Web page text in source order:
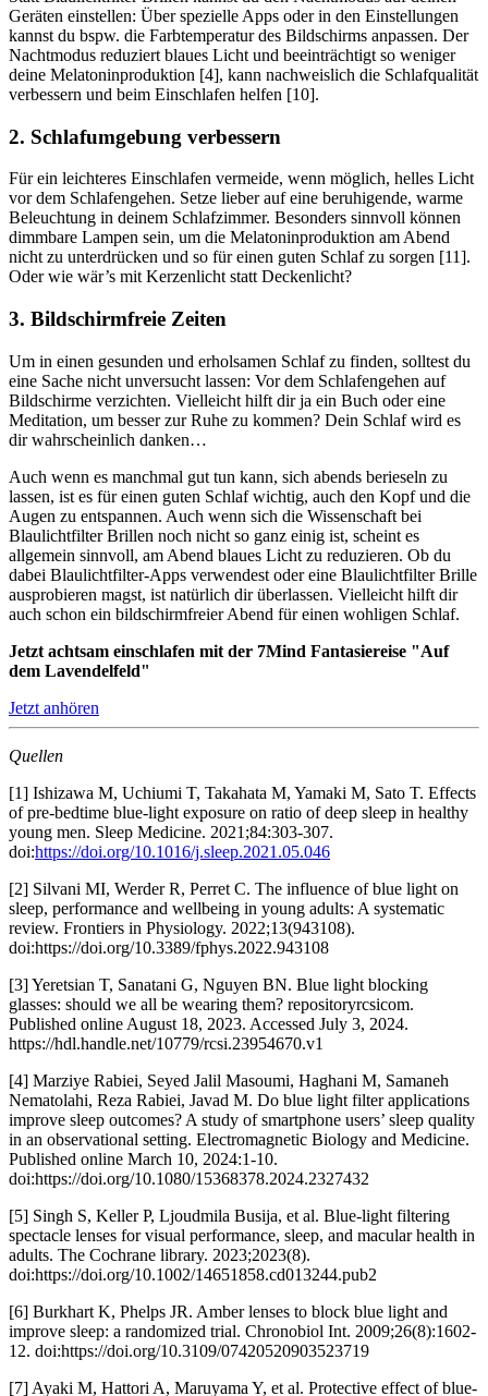
Geräten einstellen: Über spezielle Apps oder in den Einstellungen
kannst du bspw. die Farbtemperatur des Bildschirms anpassen. Der
Nachtmodus reduziert blaues Licht und beeinträchtigt so weniger
deine Melatoninproduktion [4], kann nachweislich die Schlafqualität
verbessern und beim Einschlafen helfen [10].
2. Schlafumgebung verbessern
Für ein leichteres Einschlafen vermeide, wenn möglich, helles Licht
vor dem Schlafengehen. Setze lieber auf eine beruhigende, warme
Beleuchtung in deinem Schlafzimmer. Besonders sinnvoll können
dimmbare Lampen sein, um die Melatoninproduktion am Abend
nicht zu unterdrücken und so für einen guten Schlaf zu sorgen [11].
Oder wie wär’s mit Kerzenlicht statt Deckenlicht?
3. Bildschirmfreie Zeiten
Um in einen gesunden und erholsamen Schlaf zu finden, solltest du
eine Sache nicht unversucht lassen: Vor dem Schlafengehen auf
Bildschirme verzichten. Vielleicht hilft dir ja ein Buch oder eine
Meditation, um besser zur Ruhe zu kommen? Dein Schlaf wird es
dir wahrscheinlich danken…
Auch wenn es manchmal gut tun kann, sich abends berieseln zu
lassen, ist es für einen guten Schlaf wichtig, auch den Kopf und die
Augen zu entspannen. Auch wenn sich die Wissenschaft bei
Blaulichtfilter Brillen noch nicht so ganz einig ist, scheint es
allgemein sinnvoll, am Abend blaues Licht zu reduzieren. Ob du
dabei Blaulichtfilter-Apps verwendest oder eine Blaulichtfilter Brille
ausprobieren magst, ist natürlich dir überlassen. Vielleicht hilft dir
auch schon ein bildschirmfreier Abend für einen wohligen Schlaf.
Jetzt achtsam einschlafen mit der 7Mind Fantasiereise "Auf
dem Lavendelfeld"
Jetzt anhören
Quellen
[1] Ishizawa M, Uchiumi T, Takahata M, Yamaki M, Sato T. Effects
of pre-bedtime blue-light exposure on ratio of deep sleep in healthy
young men. Sleep Medicine. 2021;84:303-307.
doi:https://doi.org/10.1016/j.sleep.2021.05.046
[2] Silvani MI, Werder R, Perret C. The influence of blue light on
sleep, performance and wellbeing in young adults: A systematic
review. Frontiers in Physiology. 2022;13(943108).
doi:https://doi.org/10.3389/fphys.2022.943108
[3] Yeretsian T, Sanatani G, Nguyen BN. Blue light blocking
glasses: should we all be wearing them? repositoryrcsicom.
Published online August 18, 2023. Accessed July 3, 2024.
https://hdl.handle.net/10779/rcsi.23954670.v1
[4] Marziye Rabiei, Seyed Jalil Masoumi, Haghani M, Samaneh
Nematolahi, Reza Rabiei, Javad M. Do blue light filter applications
improve sleep outcomes? A study of smartphone users’ sleep quality
in an observational setting. Electromagnetic Biology and Medicine.
Published online March 10, 2024:1-10.
doi:https://doi.org/10.1080/15368378.2024.2327432
[5] Singh S, Keller P, Ljoudmila Busija, et al. Blue-light filtering
spectacle lenses for visual performance, sleep, and macular health in
adults. The Cochrane library. 2023;2023(8).
doi:https://doi.org/10.1002/14651858.cd013244.pub2
[6] Burkhart K, Phelps JR. Amber lenses to block blue light and
improve sleep: a randomized trial. Chronobiol Int. 2009;26(8):1602-
12. doi:https://doi.org/10.3109/07420520903523719
[7] Ayaki M, Hattori A, Maruyama Y, et al. Protective effect of blue-